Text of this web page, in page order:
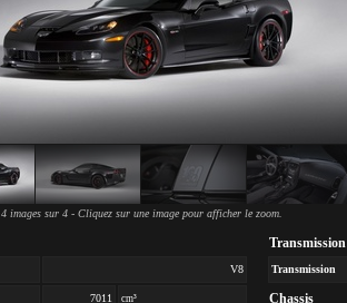
4 images sur 4 - Cliquez sur une image pour afficher le zoom.
V8
7011 cm³
Transmission
Transmission
Chassis